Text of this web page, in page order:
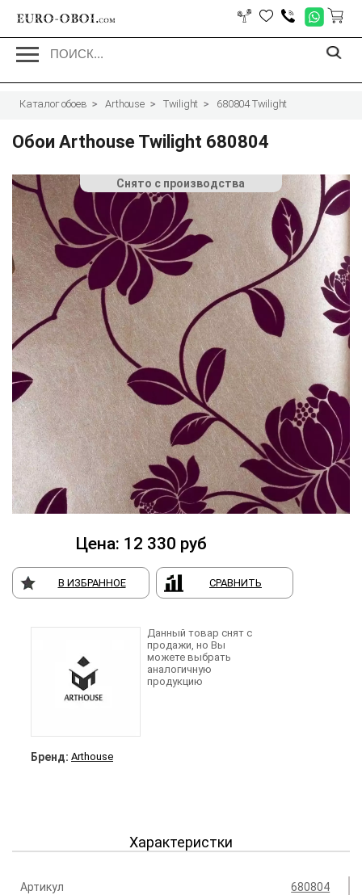
EURO-OBOI.com
Каталог обоев Arthouse Twilight 680804 Twilight
Обои Arthouse Twilight 680804
Цена: 12 330 руб
В ИЗБРАННОЕ СРАВНИТЬ
Бренд: Arthouse
Данный товар снят с
продажи, но Вы
можете выбрать
аналогичную
продукцию
Характеристки
Артикул
680804